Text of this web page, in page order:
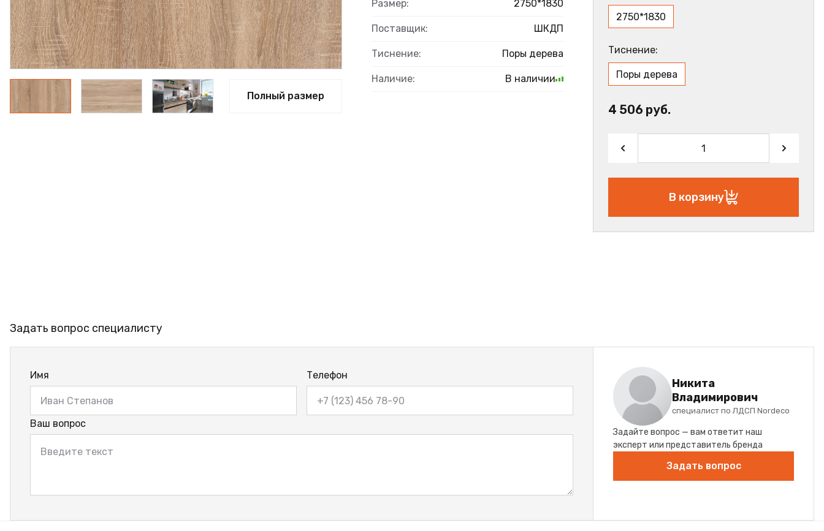
ПРОФИЛЬ АЛЮМИНИЕВЫЙ
КЛЕЙ
ШДСП
РАСПРОДАЖА
НОВИНКИ
Полный размер
Размер: 2750*1830
Поставщик: ШКДП
Тиснение: Поры дерева
Наличие: В наличии
2750*1830
Тиснение:
Поры дерева
4 506 руб.
В корзину
Задать вопрос специалисту
Имя Телефон
Ваш вопрос
Никита
Владимирович
специалист по ЛДСП Nordeco
Задайте вопрос — вам ответит наш
эксперт или представитель бренда
Задать вопрос